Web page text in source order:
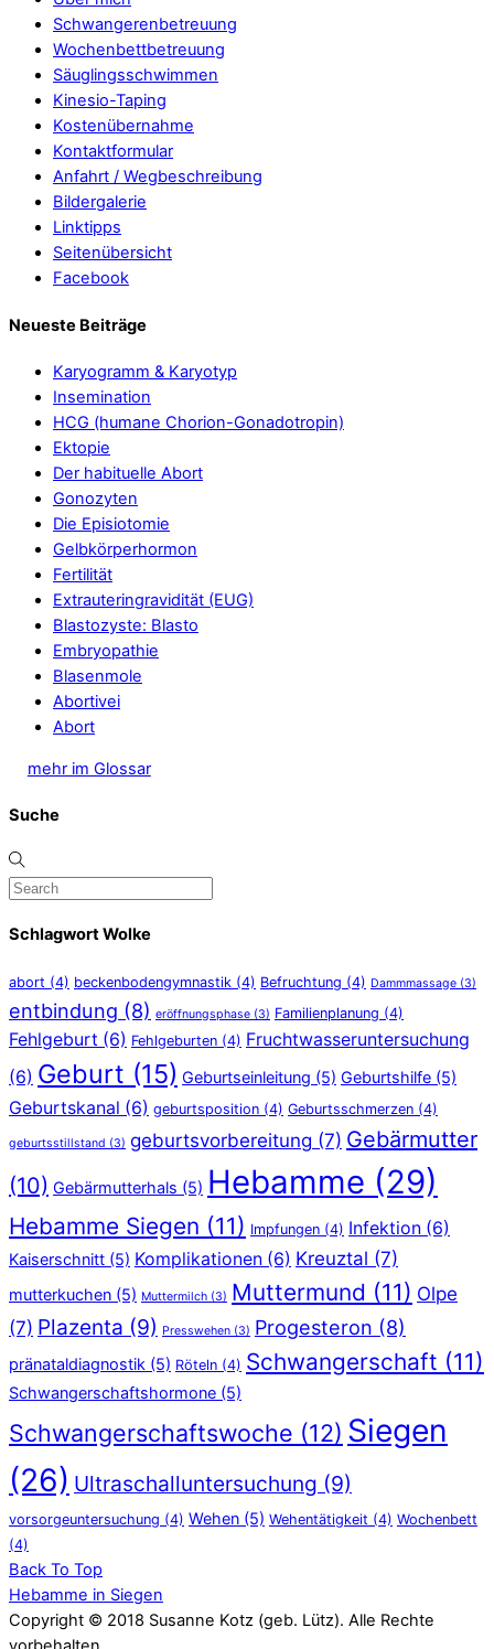
Schwangerenbetreuung
Wochenbettbetreuung
Säuglingsschwimmen
Kinesio-Taping
Kostenübernahme
Kontaktformular
Anfahrt / Wegbeschreibung
Bildergalerie
Linktipps
Seitenübersicht
Facebook
Neueste Beiträge
Karyogramm & Karyotyp
Insemination
HCG (humane Chorion-Gonadotropin)
Ektopie
Der habituelle Abort
Gonozyten
Die Episiotomie
Gelbkörperhormon
Fertilität
Extrauteringravidität (EUG)
Blastozyste: Blasto
Embryopathie
Blasenmole
Abortivei
Abort
mehr im Glossar
Suche
Schlagwort Wolke
abort (4) beckenbodengymnastik (4) Befruchtung (4) Dammmassage (3)
entbindung (8) eröffnungsphase (3) Familienplanung (4)
Fehlgeburt (6) Fehlgeburten (4) Fruchtwasseruntersuchung
(6) Geburt (15) Geburtseinleitung (5) Geburtshilfe (5)
Geburtskanal (6) geburtsposition (4) Geburtsschmerzen (4)
geburtsstillstand (3) geburtsvorbereitung (7) Gebärmutter
(10) Gebärmutterhals (5) Hebamme (29)
Hebamme Siegen (11) Impfungen (4) Infektion (6)
Kaiserschnitt (5) Komplikationen (6) Kreuztal (7)
mutterkuchen (5) Muttermilch (3) Muttermund (11) Olpe
(7) Plazenta (9) Presswehen (3) Progesteron (8)
pränataldiagnostik (5) Röteln (4) Schwangerschaft (11)
Schwangerschaftshormone (5)
Schwangerschaftswoche (12) Siegen
(26) Ultraschalluntersuchung (9)
vorsorgeuntersuchung (4) Wehen (5) Wehentätigkeit (4) Wochenbett
(4)
Back To Top
Hebamme in Siegen
Copyright © 2018 Susanne Kotz (geb. Lütz). Alle Rechte